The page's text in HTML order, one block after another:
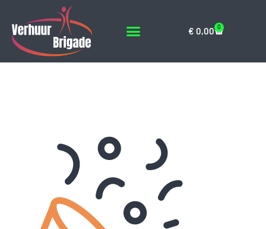
€ 0,00 0